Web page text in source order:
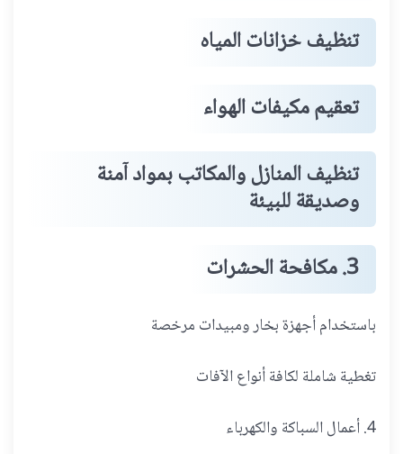
تنظيف خزانات المياه
تعقيم مكيفات الهواء
تنظيف المنازل والمكاتب بمواد آمنة
وصديقة للبيئة
3. مكافحة الحشرات
باستخدام أجهزة بخار ومبيدات مرخصة
تغطية شاملة لكافة أنواع الآفات
4. أعمال السباكة والكهرباء